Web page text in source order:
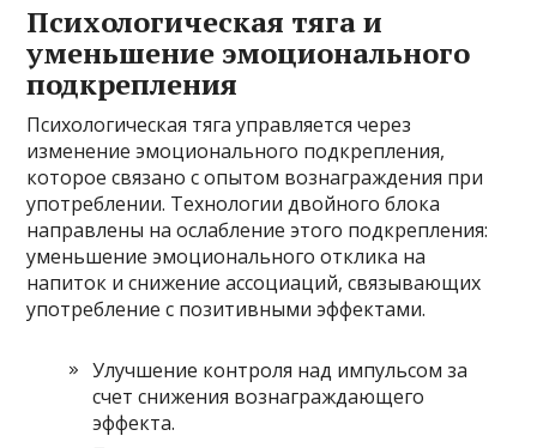
Психологическая тяга и
уменьшение эмоционального
подкрепления
Психологическая тяга управляется через
изменение эмоционального подкрепления,
которое связано с опытом вознаграждения при
употреблении. Технологии двойного блока
направлены на ослабление этого подкрепления:
уменьшение эмоционального отклика на
напиток и снижение ассоциаций, связывающих
употребление с позитивными эффектами.
Улучшение контроля над импульсом за
счет снижения вознаграждающего
эффекта.